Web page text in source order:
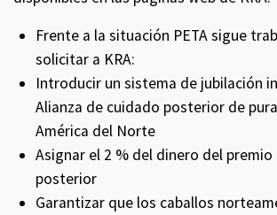
Frente a la situación PETA sigue
solicitar a KRA:
Introducir un sistema de jubilación
Alianza de cuidado posterior de
América del Norte
Asignar el 2 % del dinero del
posterior
Garantizar que los caballos